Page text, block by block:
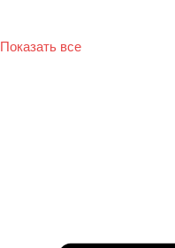
Показать все